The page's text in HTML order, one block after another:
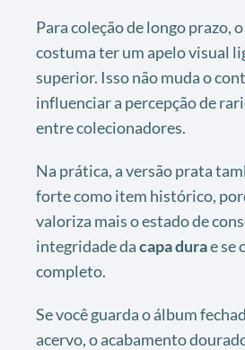
Para coleção de longo prazo,
costuma ter um apelo visual
superior. Isso não muda o
influenciar a percepção de
entre colecionadores.
Na prática, a versão prata
forte como item histórico,
valoriza mais o estado de
integridade dacapa durae se
completo.
Se você guarda o álbum
acervo, o acabamento